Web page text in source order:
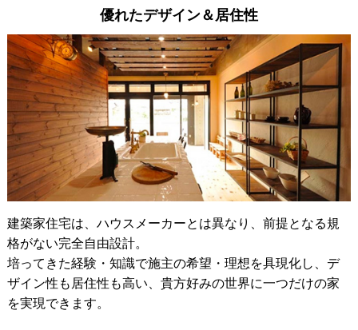
優れたデザイン＆居住性
建築家住宅は、ハウスメーカーとは異なり、前提となる規
格がない完全自由設計。
培ってきた経験・知識で施主の希望・理想を具現化し、デ
ザイン性も居住性も高い、貴方好みの世界に一つだけの家
を実現できます。